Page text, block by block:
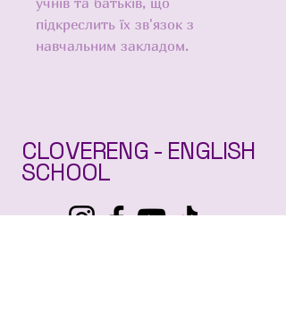
підкреслить їх зв'язок з
навчальним закладом.
CLOVERENG - ENGLISH
SCHOOL